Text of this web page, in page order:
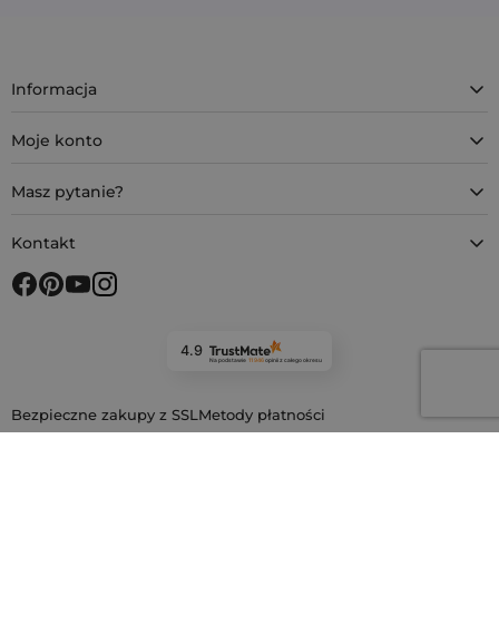
Informacja
Moje konto
Masz pytanie?
Kontakt
4.9
Na podstawie 11 946opiniiz całego okresu
Bezpieczne zakupy z SSLMetody płatności